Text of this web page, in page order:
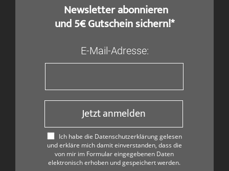
​ Newsletter abonnieren
und 5€ Gutschein sichern!*
E-Mail-Adresse:
Jetzt anmelden
Ich habe die Datenschutzerklärung gelesen
und erkläre mich damit einverstanden, dass die
von mir im Formular eingegebenen Daten
elektronisch erhoben und gespeichert werden.